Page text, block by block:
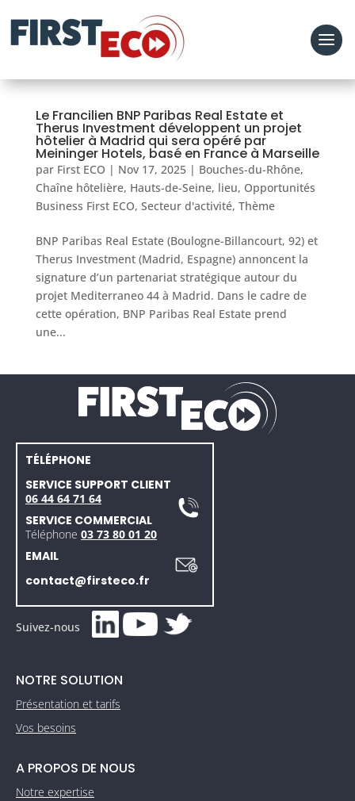
Le Francilien BNP Paribas Real Estate et
Therus Investment développent un projet
hôtelier à Madrid qui sera opéré par
Meininger Hotels, basé en France à Marseille
par First ECO | Nov 17, 2025| Bouches-du-Rhône,
Chaîne hôtelière, Hauts-de-Seine, lieu, Opportunités
Business First ECO, Secteur d'activité, Thème
BNP Paribas Real Estate (Boulogne-Billancourt, 92) et
Therus Investment (Madrid, Espagne) annoncent la
signature d’un partenariat stratégique autour du
projet Mediterraneo 44 à Madrid. Dans le cadre de
cette opération, BNP Paribas Real Estate prend
une...
TÉLÉPHONE
SERVICE SUPPORT CLIENT
06 44 64 71 64
SERVICE COMMERCIAL
Téléphone 03 73 80 01 20
EMAIL
contact@firsteco.fr
Suivez-nous
NOTRE SOLUTION
Présentation et tarifs
Vos besoins
A PROPOS DE NOUS
Notre expertise